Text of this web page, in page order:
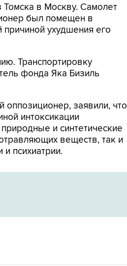
Томска в Москву. Самолет
был помещен в
ухудшения его
Транспортировку
фонда Яка Бизиль
оппозиционер, заявили, что
интоксикации
и синтетические
веществ, так и
психиатрии.